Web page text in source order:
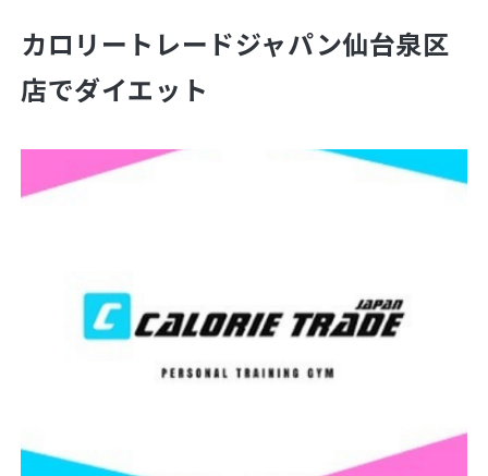
カロリートレードジャパン仙台泉区
店でダイエット